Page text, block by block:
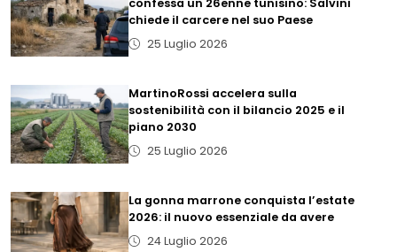
confessa un 26enne tunisino: Salvini
chiede il carcere nel suo Paese
25 Luglio 2026
MartinoRossi accelera sulla
sostenibilità con il bilancio 2025 e il
piano 2030
25 Luglio 2026
La gonna marrone conquista l’estate
2026: il nuovo essenziale da avere
24 Luglio 2026